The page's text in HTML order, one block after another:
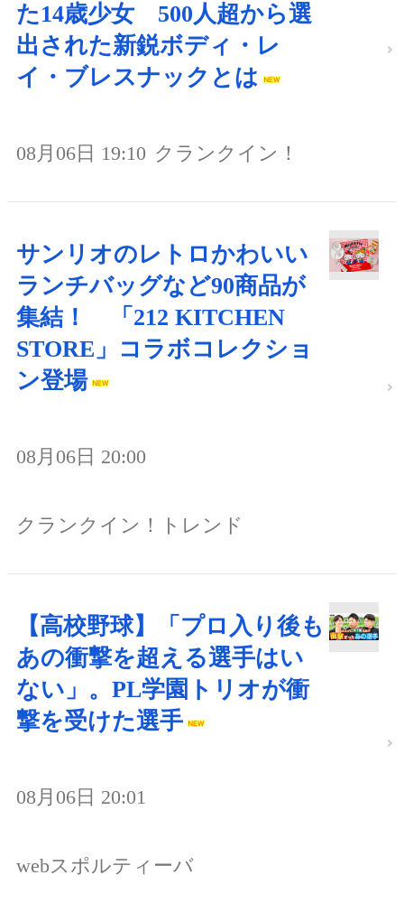
た14歳少女 500人超から選
出された新鋭ボディ・レ
イ・ブレスナックとは
08月06日 19:10 クランクイン！
サンリオのレトロかわいい
ランチバッグなど90商品が
集結！ 「212 KITCHEN
STORE」コラボコレクショ
ン登場
08月06日 20:00
クランクイン！トレンド
【高校野球】「プロ入り後も
あの衝撃を超える選手はい
ない」。PL学園トリオが衝
撃を受けた選手
08月06日 20:01
webスポルティーバ